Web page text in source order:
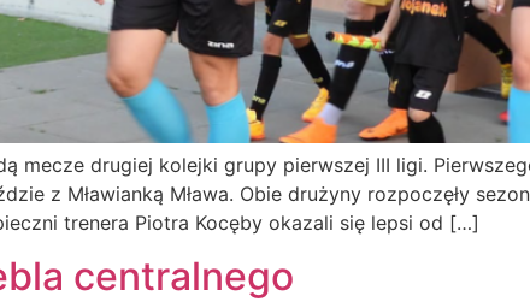
mecze drugiej kolejki grupy pierwszej III ligi.
z Mławianką Mława. Obie drużyny rozpoczęły
trenera Piotra Kocęby okazali się lepsi od […]
centralnego